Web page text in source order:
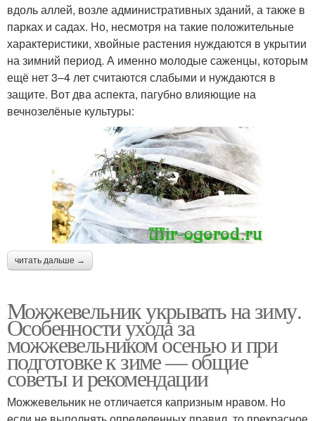
вдоль аллей, возле административных зданий, а также в
парках и садах. Но, несмотря на такие положительные
характеристики, хвойные растения нуждаются в укрытии
на зимний период. А именно молодые саженцы, которым
ещё нет 3–4 лет считаются слабыми и нуждаются в
защите. Вот два аспекта, пагубно влияющие на
вечнозелёные культуры:
читать дальше →
Можжевельник укрывать на зиму.
Особенности ухода за
можжевельником осенью и при
подготовке к зиме — общие
советы и рекомендации
Можжевельник не отличается капризным нравом. Но